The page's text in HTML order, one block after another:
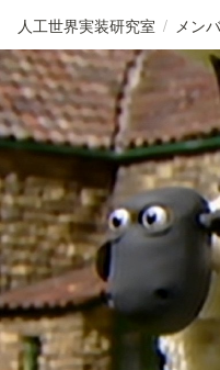
人工世界実装研究室 / メン